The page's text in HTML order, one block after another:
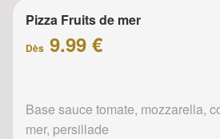
Pizza Fruits de mer
Dès 9.99 €
Base sauce tomate, mozzarella,
mer, persillade